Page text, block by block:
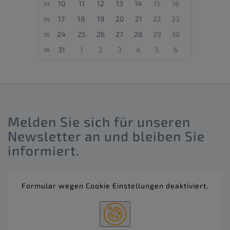
Kontaktanfragen (Spam) zu verhindern.Die IP-
wenn externe Inhalte angefordert werden.
reCAPTCHA in Ihrem Google-Account
Sie erhoben werden.
33 10 11 12 13 14 15 16
34 17 18 19 20 21 22 23
35 24 25 26 27 28 29 30
36 31 1 2 3 4 5 6
Melden Sie sich für unseren
Newsletter an und bleiben Sie
informiert.
Formular wegen Cookie Einstellungen deaktiviert.